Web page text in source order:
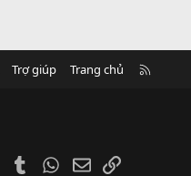
Trợ giúp Trang chủ
PinterestTumblrWhatsApp
EmailLink